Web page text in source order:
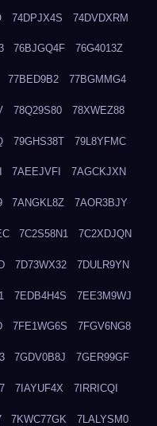
74DPJX4S 74DVDXRM
76BJGQ4F 76G4013Z
77BED9B2 77BGMMG4
78Q29S80 78XWEZ88
79GHS38T 79L8YFMC
7AEEJVFI 7AGCKJXN
7ANGKL8Z 7AOR3BJY
7C2S58N1 7C2XDJQN
7D73WX32 7DULR9YN
7EDB4H4S 7EE3M9WJ
7FE1WG6S 7FGV6NG8
7GDV0B8J 7GER99GF
7IAYUF4X 7IRRICQI
7KWC77GK 7LALYSM0